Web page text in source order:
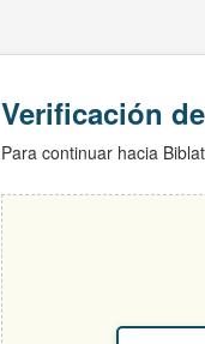
Verificación
Para continuar hacia